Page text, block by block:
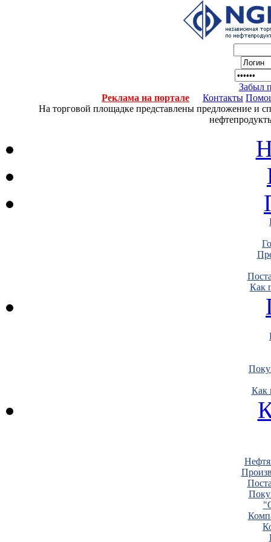
Забыл
Реклама на портале
Контакты
На торговой площадке представлены предложение и
Как
Как